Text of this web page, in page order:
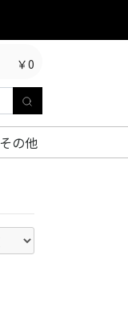
￥0
その他